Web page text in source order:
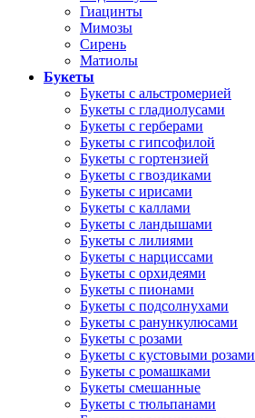
Гиацинты
Мимозы
Сирень
Матиолы
Букеты
Букеты с альстромерией
Букеты с гладиолусами
Букеты с герберами
Букеты с гипсофилой
Букеты с гортензией
Букеты с гвоздиками
Букеты с ирисами
Букеты с каллами
Букеты с ландышами
Букеты с лилиями
Букеты с нарциссами
Букеты с орхидеями
Букеты с пионами
Букеты с подсолнухами
Букеты с ранункулюсами
Букеты с розами
Букеты с кустовыми розами
Букеты с ромашками
Букеты смешанные
Букеты с тюльпанами